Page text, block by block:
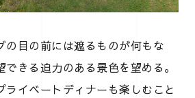
の目の前には遮るものが何もな
できる迫力のある景色を望める。
ライベートディナーも楽しむこと